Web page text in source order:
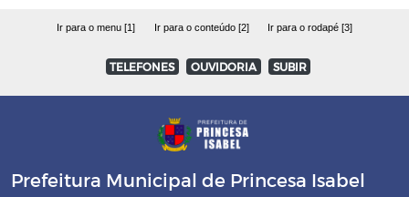
Ir para o menu [1] Ir para o conteúdo [2] Ir para o rodapé [3]
TELEFONES OUVIDORIA SUBIR
Prefeitura Municipal de Princesa Isabel